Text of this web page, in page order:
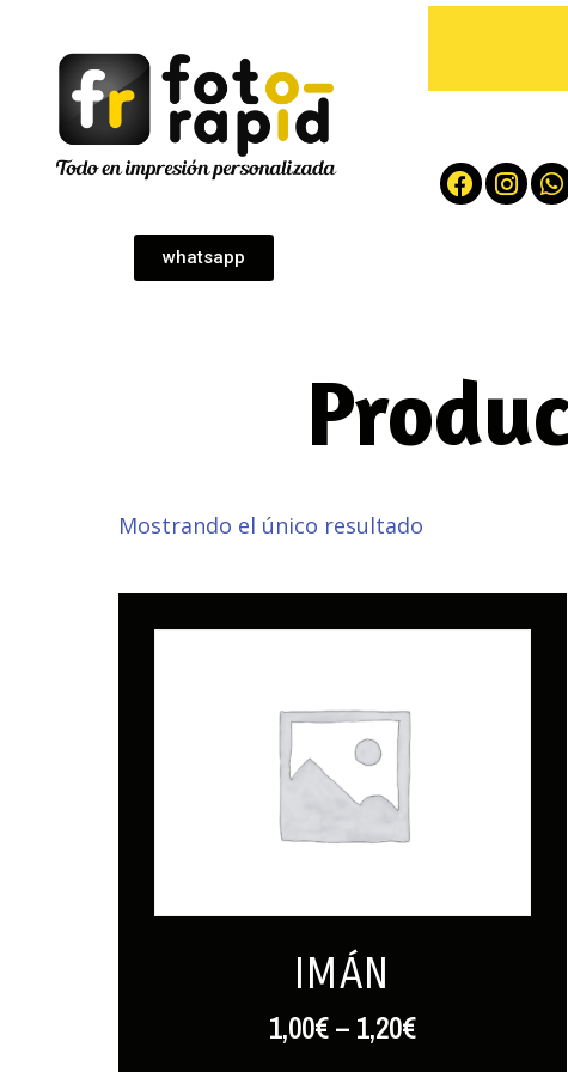
whatsapp
Mostrando el único resultado
IMÁN
1,00€– 1,20€